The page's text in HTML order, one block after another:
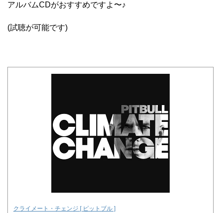
アルバムCDがおすすめですよ〜♪
(試聴が可能です)
クライメート・チェンジ [ ピットブル ]